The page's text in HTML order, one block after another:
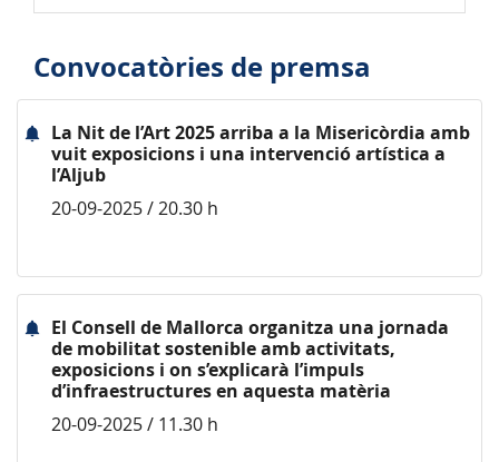
Convocatòries de premsa
La Nit de l’Art 2025 arriba a la Misericòrdia amb
vuit exposicions i una intervenció artística a
l’Aljub
20-09-2025 / 20.30 h
El Consell de Mallorca organitza una jornada
de mobilitat sostenible amb activitats,
exposicions i on s’explicarà l’impuls
d’infraestructures en aquesta matèria
20-09-2025 / 11.30 h